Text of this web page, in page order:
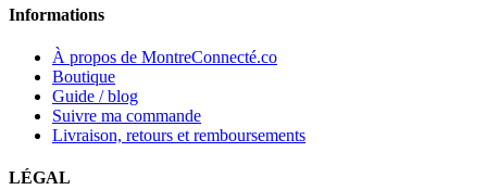
Informations
À propos de MontreConnecté.co
Boutique
Guide / blog
Suivre ma commande
Livraison, retours et remboursements
LÉGAL